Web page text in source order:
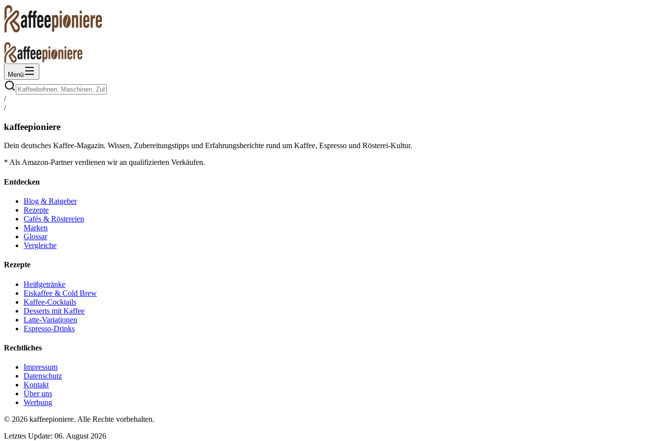
Menü
/
/
kaffeepioniere
Dein deutsches Kaffee-Magazin. Wissen, Zubereitungstipps und Erfahrungsberichte rund um Kaffee, Espresso und Rösterei-Kultur.
* Als Amazon-Partner verdienen wir an qualifizierten Verkäufen.
Entdecken
Blog & Ratgeber
Rezepte
Cafés & Röstereien
Marken
Glossar
Vergleiche
Rezepte
Heißgetränke
Eiskaffee & Cold Brew
Kaffee-Cocktails
Desserts mit Kaffee
Latte-Variationen
Espresso-Drinks
Rechtliches
Impressum
Datenschutz
Kontakt
Über uns
Werbung
© 2026 kaffeepioniere. Alle Rechte vorbehalten.
Letztes Update: 06. August 2026